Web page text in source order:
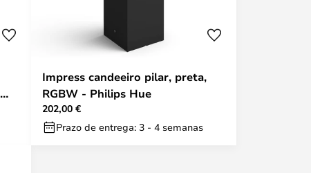
Impress candeeiro pilar, preta,
RGBW - Philips Hue
202,00 €
Prazo de entrega: 3 - 4 semanas